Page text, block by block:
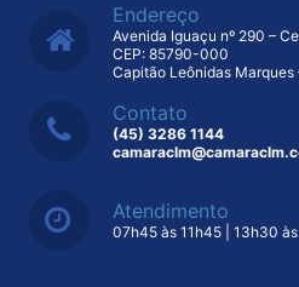
Endereço
Avenida Iguaçu nº 290 –
CEP: 85790-000
Capitão Leônidas Marques
Contato
(45) 3286 1144
Atendimento
07h45 às 11h45 | 13h30